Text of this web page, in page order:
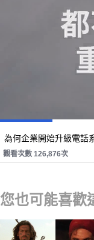
為何企業開始升級電話
觀看次數 126,876次
您也可能喜歡